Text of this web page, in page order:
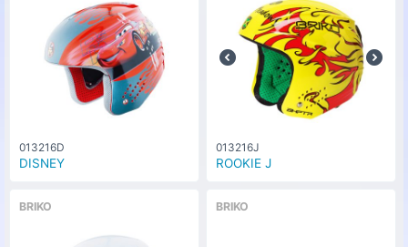
013216D
DISNEY
013216J
ROOKIE J
BRIKO BRIKO